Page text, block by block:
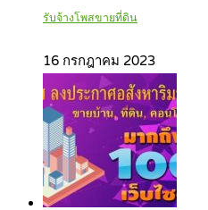
รับจ้างโพสขายที่ดิน
16 กรกฎาคม 2023